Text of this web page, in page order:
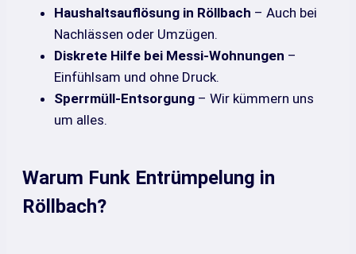
Haushaltsauflösung in Röllbach – Auch bei
Nachlässen oder Umzügen.
Diskrete Hilfe bei Messi-Wohnungen –
Einfühlsam und ohne Druck.
Sperrmüll-Entsorgung – Wir kümmern uns
um alles.
Warum Funk Entrümpelung in
Röllbach?